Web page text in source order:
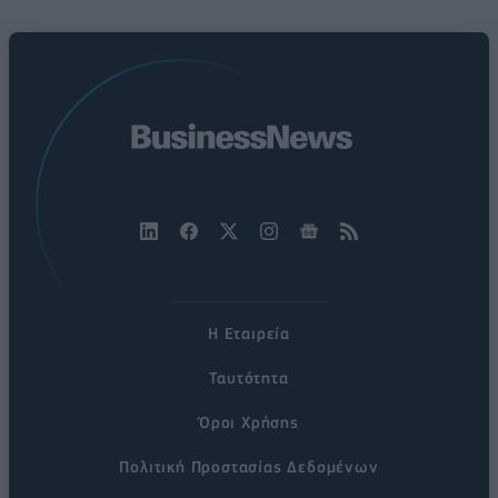
Η Εταιρεία
Ταυτότητα
Όροι Χρήσης
Πολιτική Προστασίας Δεδομένων